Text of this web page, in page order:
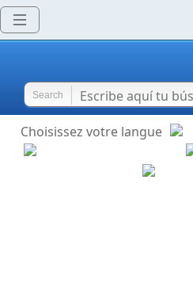
Search
Choisissez votre langue